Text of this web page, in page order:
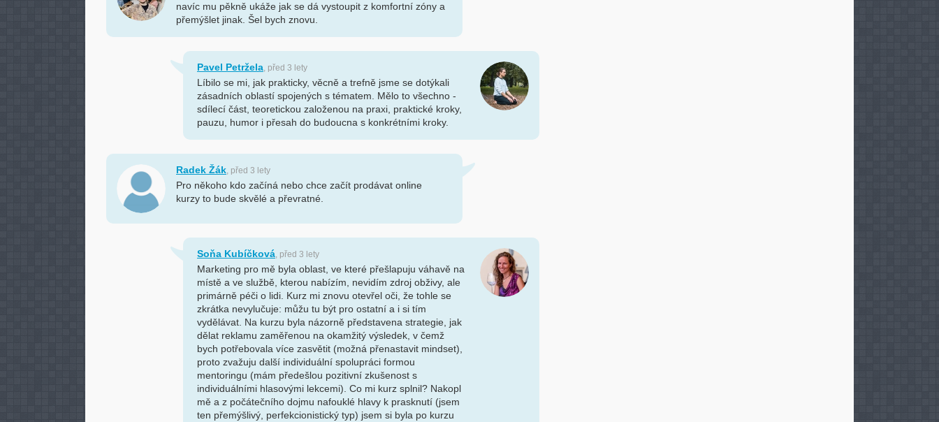
navíc mu pěkně ukáže jak se dá vystoupit z komfortní zóny a
přemýšlet jinak. Šel bych znovu.
Pavel Petržela, před 3 lety
Líbilo se mi, jak prakticky, věcně a trefně jsme se dotýkali
zásadních oblastí spojených s tématem. Mělo to všechno -
sdílecí část, teoretickou založenou na praxi, praktické kroky,
pauzu, humor i přesah do budoucna s konkrétními kroky.
Radek Žák, před 3 lety
Pro někoho kdo začíná nebo chce začít prodávat online
kurzy to bude skvělé a převratné.
Soňa Kubíčková, před 3 lety
Marketing pro mě byla oblast, ve které přešlapuju váhavě na
místě a ve službě, kterou nabízím, nevidím zdroj obživy, ale
primárně péči o lidi. Kurz mi znovu otevřel oči, že tohle se
zkrátka nevylučuje: můžu tu být pro ostatní a i si tím
vydělávat. Na kurzu byla názorně představena strategie, jak
dělat reklamu zaměřenou na okamžitý výsledek, v čemž
bych potřebovala více zasvětit (možná přenastavit mindset),
proto zvažuju další individuální spolupráci formou
mentoringu (mám předešlou pozitivní zkušenost s
individuálními hlasovými lekcemi). Co mi kurz splnil? Nakopl
mě a z počátečního dojmu nafouklé hlavy k prasknutí (jsem
ten přemýšlivý, perfekcionistický typ) jsem si byla po kurzu